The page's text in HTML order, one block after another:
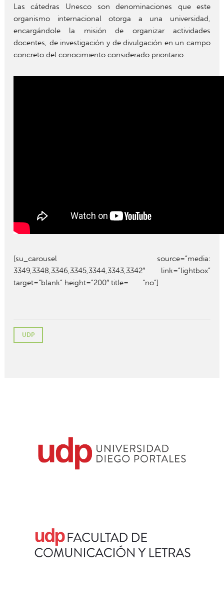
Las cátedras Unesco son denominaciones que este
organismo internacional otorga a una universidad,
encargándole la misión de organizar actividades
docentes, de investigación y de divulgación en un campo
concreto del conocimiento considerado prioritario.
[su_carousel source=”media:
3349,3348,3346,3345,3344,3343,3342″ link=”lightbox”
target=”blank” height=”200″ title= “no”]
UDP